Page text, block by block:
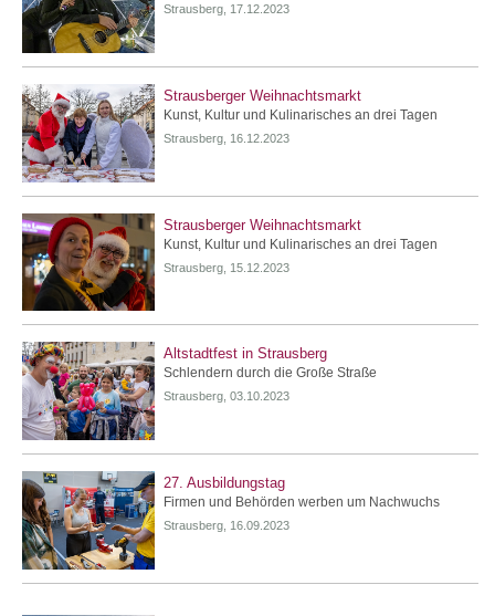
Strausberg, 17.12.2023
Strausberger Weihnachtsmarkt
Kunst, Kultur und Kulinarisches an drei Tagen
Strausberg, 16.12.2023
Strausberger Weihnachtsmarkt
Kunst, Kultur und Kulinarisches an drei Tagen
Strausberg, 15.12.2023
Altstadtfest in Strausberg
Schlendern durch die Große Straße
Strausberg, 03.10.2023
27. Ausbildungstag
Firmen und Behörden werben um Nachwuchs
Strausberg, 16.09.2023